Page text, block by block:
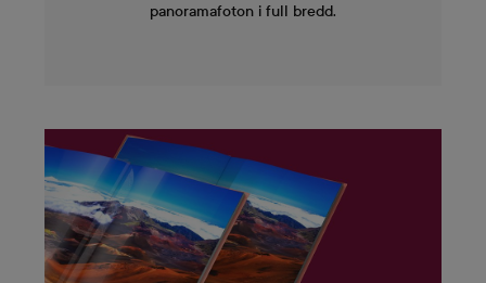
panoramafoton i full bredd.